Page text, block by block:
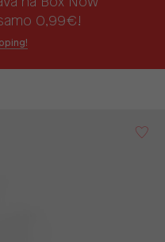
0,99€!